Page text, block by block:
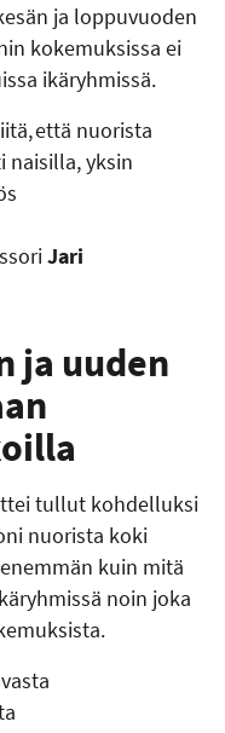
ja loppuvuoden
kokemuksissa ei
ikäryhmissä.
että nuorista
naisilla, yksin
Jari
ja uuden
tullut kohdelluksi
nuorista koki
kuin mitä
noin joka